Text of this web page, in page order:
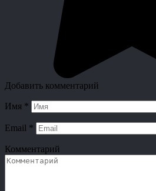
Добавить комментарий
Имя *
Email *
Комментарий